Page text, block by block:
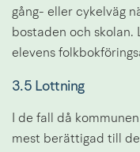
gång- eller cykelväg
bostaden och skolan.
elevens
3.5 Lottning
I de fall då
mest berättigad till